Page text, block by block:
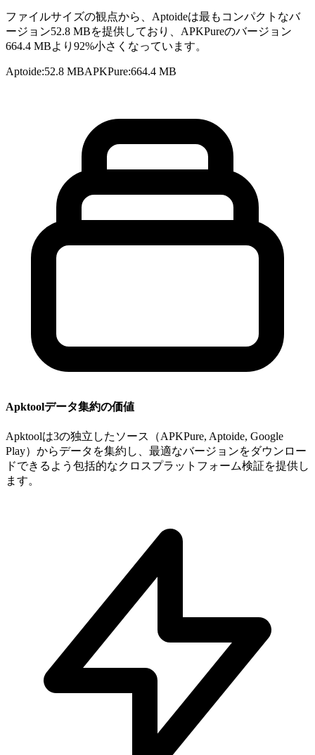
ファイルサイズの観点から、Aptoideは最もコンパクトなバ
ージョン52.8 MBを提供しており、APKPureのバージョン
664.4 MBより92%小さくなっています。
Aptoide:52.8 MBAPKPure:664.4 MB
Apktoolデータ集約の価値
Apktoolは3の独立したソース（APKPure, Aptoide, Google
Play）からデータを集約し、最適なバージョンをダウンロー
ドできるよう包括的なクロスプラットフォーム検証を提供し
ます。